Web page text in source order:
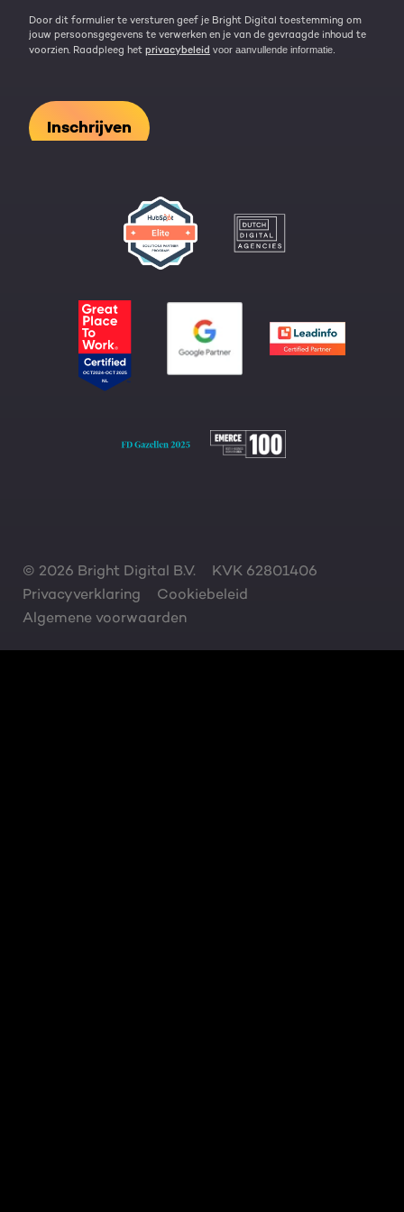
Door dit formulier te versturen geef je Bright Digital toestemming om
jouw persoonsgegevens te verwerken en je van de gevraagde inhoud te
voorzien. Raadpleeg het privacybeleid voor aanvullende informatie.
© 2026 Bright Digital B.V.
KVK 62801406
Privacyverklaring
Cookiebeleid
Algemene voorwaarden